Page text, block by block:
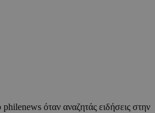
όταν αναζητάς ειδήσεις στην